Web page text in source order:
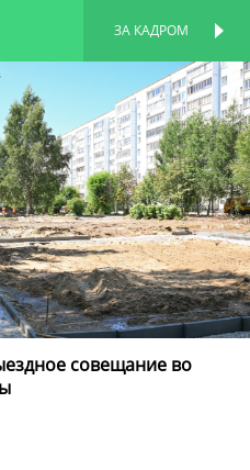
ЗА КАДРОМ
совещание во
ПЕРСОНАЛЬНАЯ
СТРАНИЦА